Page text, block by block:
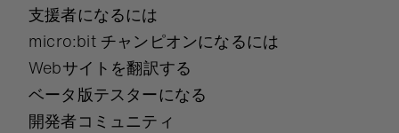
支援者になるには
micro:bit チャンピオンになるには
Webサイトを翻訳する
ベータ版テスターになる
開発者コミュニティ